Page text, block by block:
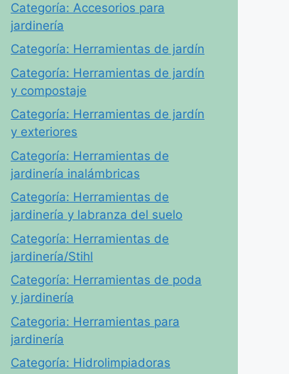
Categoría: Accesorios para
jardinería
Categoría: Herramientas de jardín
Categoría: Herramientas de jardín
y compostaje
Categoría: Herramientas de jardín
y exteriores
Categoría: Herramientas de
jardinería inalámbricas
Categoría: Herramientas de
jardinería y labranza del suelo
Categoría: Herramientas de
jardinería/Stihl
Categoría: Herramientas de poda
y jardinería
Categoria: Herramientas para
jardinería
Categoría: Hidrolimpiadoras